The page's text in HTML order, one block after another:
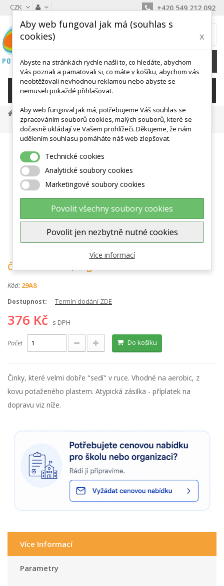
CZK +420 549 212 092
0 Kč
KATEGORIE
Posilovací Pomůcky
Činky A Zátěže
Činka 701 2 X 1,5 Kg
Zobrazit větší
Činka 701 2 x 1,5 kg
Kód: 29A8
Dostupnost: Termín dodání ZDE
376 Kč s DPH
Počet Do košíku
Činky, které velmi dobře "sedí" v ruce. Vhodné na aerobic, z
kovu potaženého plastem. Atypická zásilka - příplatek na
dopravu viz níže.
Více Informací
Parametry
Aby web fungoval jak má (souhlas s
cookies)
x
Abyste na stránkách rychle našli to, co hledáte, abychom
Vás poznali a pamatovali si, co máte v košíku, abychom vás
neobtěžovali nevhodnou reklamou nebo abyste se
nemuseli pokaždé přihlašovat.
Aby web fungoval jak má, potřebujeme Váš souhlas se
zpracováním souborů cookies, malých souborů, které se
dočasně ukládají ve Vašem prohlížeči. Děkujeme, že nám
udělením souhlasu pomáháte náš web zlepšovat.
Technické cookies
Analytické soubory cookies
Marketingové soubory cookies
Povolit všechny soubory cookies
Povolit jen nezbytně nutné cookies
Více informací